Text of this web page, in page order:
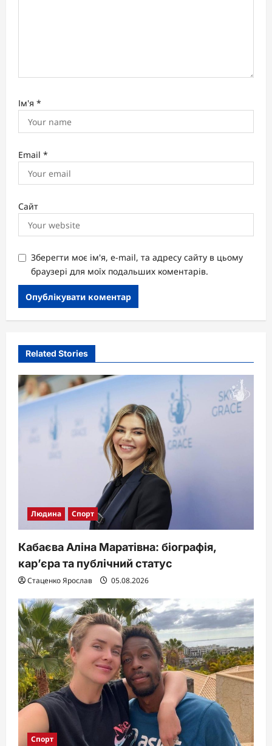
Ім'я *
Email *
Сайт
Зберегти моє ім'я, e-mail, та адресу сайту в цьому
браузері для моїх подальших коментарів.
Related Stories
Людина Спорт
Кабаєва Аліна Маратівна: біографія,
кар’єра та публічний статус
Стаценко Ярослав 05.08.2026
Спорт